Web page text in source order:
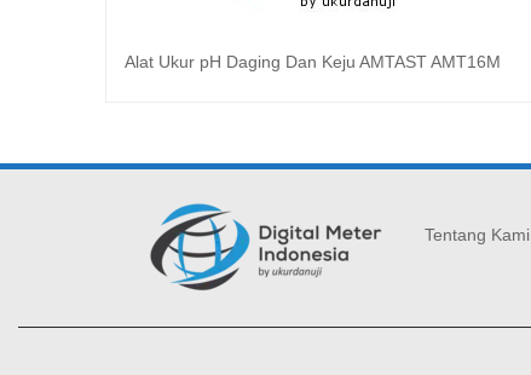
Baca selengkapnya
Alat Ukur pH Daging Dan Keju AMTAST AMT16M
Tentang Kami